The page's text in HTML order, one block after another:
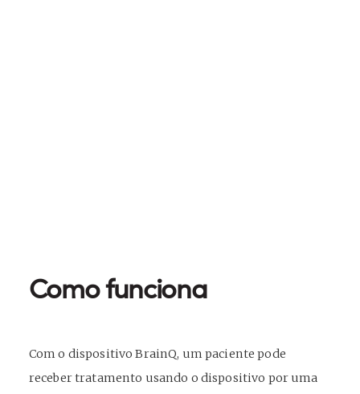
Como funciona
Com o dispositivo BrainQ, um paciente pode
receber tratamento usando o dispositivo por uma